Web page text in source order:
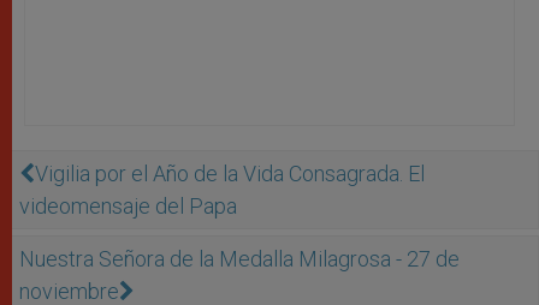
Vigilia por el Año de la Vida Consagrada. El
videomensaje del Papa
Nuestra Señora de la Medalla Milagrosa - 27 de
noviembre